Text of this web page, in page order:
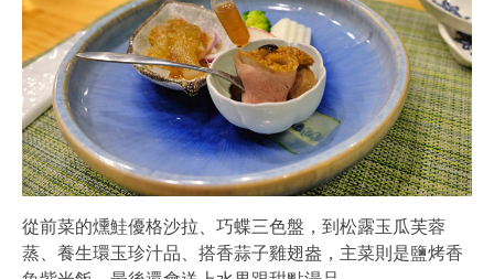
從前菜的燻鮭優格沙拉、巧蝶三色盤，到松露玉瓜芙蓉
蒸、養生環玉珍汁品、搭香蒜子雞翅盎，主菜則是鹽烤香